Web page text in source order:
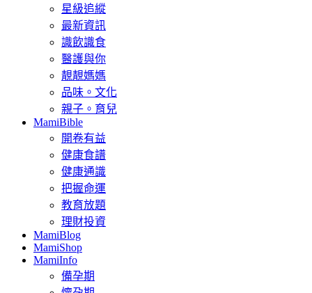
星級追縱
最新資訊
識飲識食
醫護與你
靚靚媽媽
品味。文化
親子。育兒
MamiBible
開卷有益
健康食譜
健康通識
把握命運
教育放題
理財投資
MamiBlog
MamiShop
MamiInfo
備孕期